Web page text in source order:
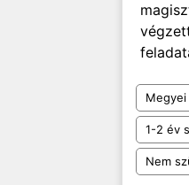
1-2 év
Nem